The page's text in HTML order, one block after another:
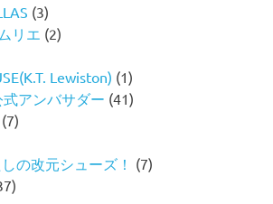
(3)
リエ (2)
Lewiston) (1)
式アンバサダー (41)
(7)
の改元シューズ！
(7)